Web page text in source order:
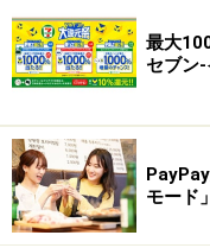
ド会社のポイントに
イント」、Visaであ
各クレジットカード
に「ボーナスポイント
最大
セブン
モード